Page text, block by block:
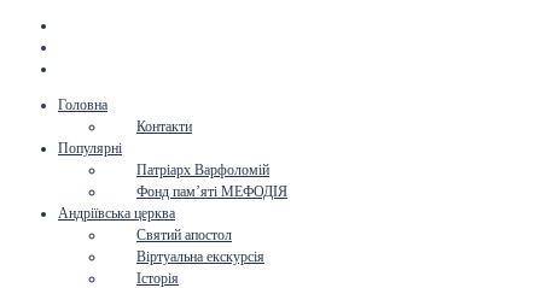
Головна
Контакти
Популярні
Патріарх Варфоломій
Фонд пам’яті МЕФОДІЯ
Андріївська церква
Святий апостол
Віртуальна екскурсія
Історія